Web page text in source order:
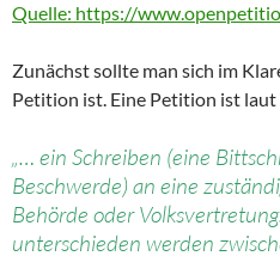
Quelle: https://
Zunächst sollte man sich im
Petition ist. Eine Petition ist
„… ein Schreiben (eine
Beschwerde) an eine
Behörde oder
unterschieden werden